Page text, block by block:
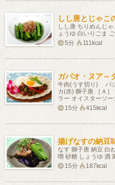
しし唐とじゃこ
しし唐 ちりめんじ
ょうゆ 白いりごま
5分
111kcal
ガバオ・ヌア～
牛肉(うす切り) バ
カ(赤) 獅子唐 ［Ａ
ラー オイスターソ
15分
415kcal
揚げなすの納豆
なす 獅子唐 納豆 白
噌 砂糖 しょうゆ 酒
15分
187kcal